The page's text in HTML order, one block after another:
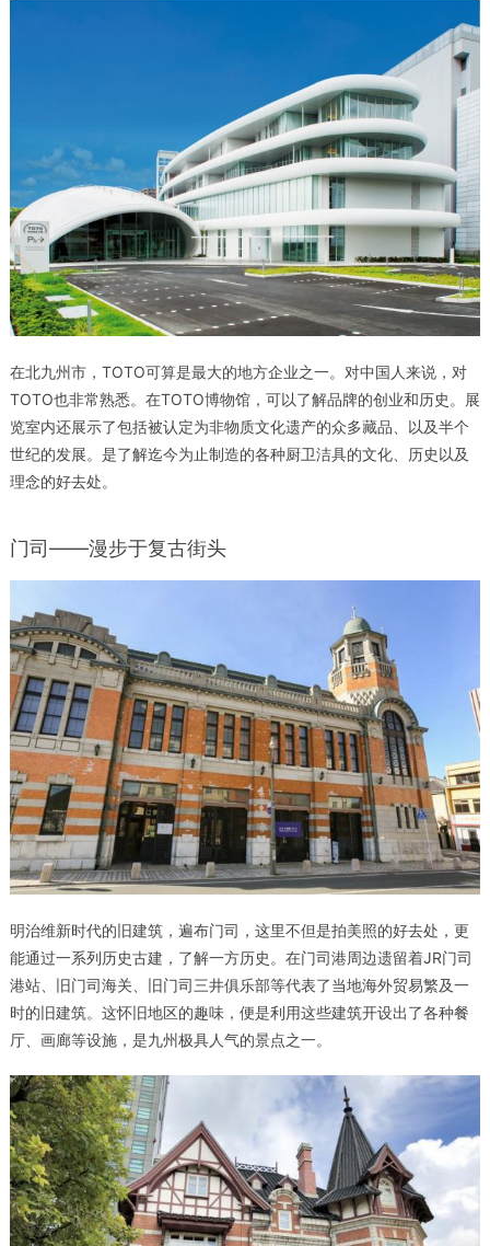
在北九州市，TOTO可算是最大的地方企业之一。对中国人来说，对
TOTO也非常熟悉。在TOTO博物馆，可以了解品牌的创业和历史。展
览室内还展示了包括被认定为非物质文化遗产的众多藏品、以及半个
世纪的发展。是了解迄今为止制造的各种厨卫洁具的文化、历史以及
理念的好去处。
门司——漫步于复古街头
明治维新时代的旧建筑，遍布门司，这里不但是拍美照的好去处，更
能通过一系列历史古建，了解一方历史。在门司港周边遗留着JR门司
港站、旧门司海关、旧门司三井俱乐部等代表了当地海外贸易繁及一
时的旧建筑。这怀旧地区的趣味，便是利用这些建筑开设出了各种餐
厅、画廊等设施，是九州极具人气的景点之一。